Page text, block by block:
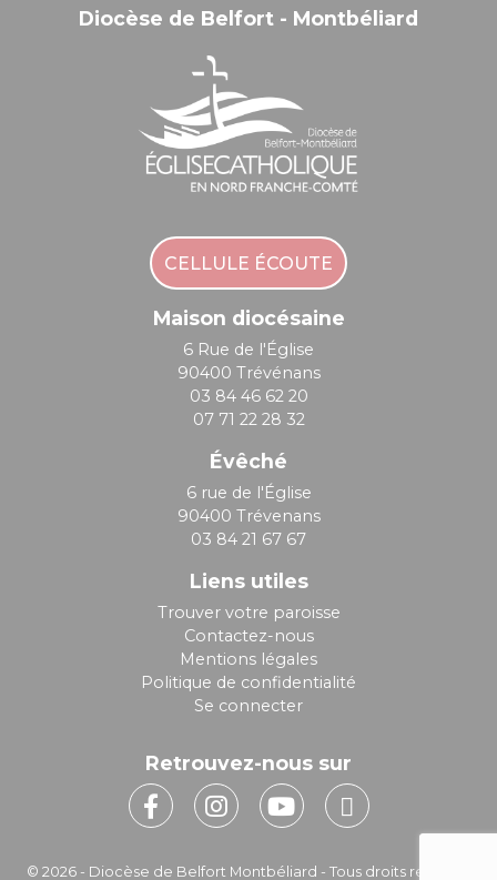
Diocèse de Belfort - Montbéliard
CELLULE ÉCOUTE
Maison diocésaine
6 Rue de l'Église
90400 Trévénans
03 84 46 62 20
07 71 22 28 32
Évêché
6 rue de l'Église
90400 Trévenans
03 84 21 67 67
Liens utiles
Trouver votre paroisse
Contactez-nous
Mentions légales
Politique de confidentialité
Se connecter
Retrouvez-nous sur
© 2026 - Diocèse de Belfort Montbéliard - Tous droits réservés